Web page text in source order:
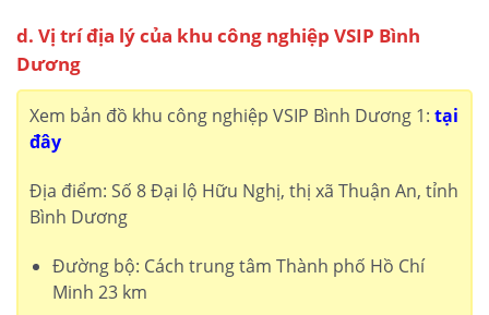
d. Vị trí địa lý của khu công nghiệp VSIP Bình
Dương
Xem bản đồ khu công nghiệp VSIP Bình Dương 1: tại
đây
Địa điểm: Số 8 Đại lộ Hữu Nghị, thị xã Thuận An, tỉnh
Bình Dương
Đường bộ: Cách trung tâm Thành phố Hồ Chí
Minh 23 km